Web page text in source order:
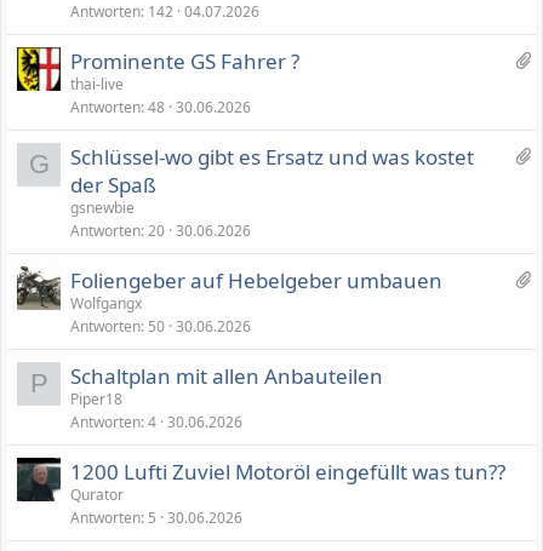
h
e
Antworten 142 04.07.2026
8
ä
Prominente GS Fahrer ?
thai-live
Antworten 48 30.06.2026
G
1
n
Schlüssel-wo gibt es Ersatz und was kostet
der Spaß
gsnewbie
Antworten 20 30.06.2026
3
Foliengeber auf Hebelgeber umbauen
Wolfgangx
Antworten 50 30.06.2026
P Schaltplan mit allen Anbauteilen
Piper18
Antworten 4 30.06.2026
1200 Lufti Zuviel Motoröl eingefüllt was tun??
Qurator
Antworten 5 30.06.2026